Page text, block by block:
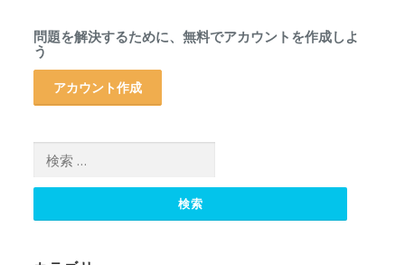
問題を解決するために、無料でアカウントを作成しよ
う
アカウント作成